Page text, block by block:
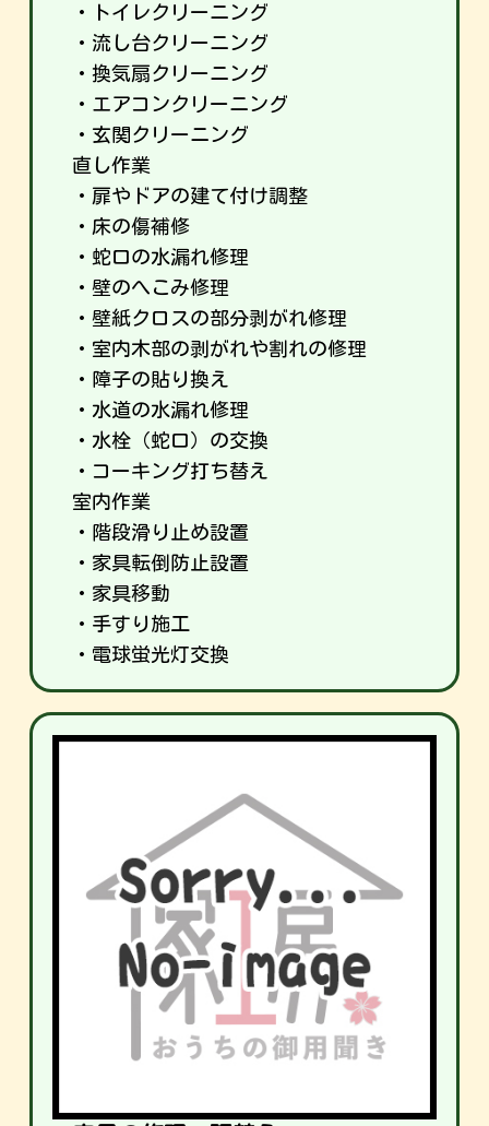
・トイレクリーニング
・流し台クリーニング
・換気扇クリーニング
・エアコンクリーニング
・玄関クリーニング
直し作業
・扉やドアの建て付け調整
・床の傷補修
・蛇口の水漏れ修理
・壁のへこみ修理
・壁紙クロスの部分剥がれ修理
・室内木部の剥がれや割れの修理
・障子の貼り換え
・水道の水漏れ修理
・水栓（蛇口）の交換
・コーキング打ち替え
室内作業
・階段滑り止め設置
・家具転倒防止設置
・家具移動
・手すり施工
・電球蛍光灯交換